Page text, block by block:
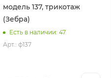
модель 137, трикотаж
(Зебра)
Есть в наличии: 47
Арт.: ф137